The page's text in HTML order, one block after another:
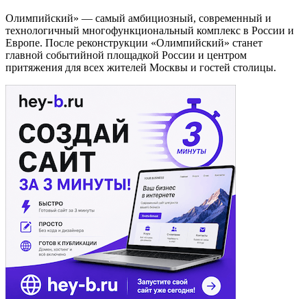
Олимпийский» — самый амбициозный, современный и
технологичный многофункциональный комплекс в России и
Европе. После реконструкции «Олимпийский» станет
главной событийной площадкой России и центром
притяжения для всех жителей Москвы и гостей столицы.